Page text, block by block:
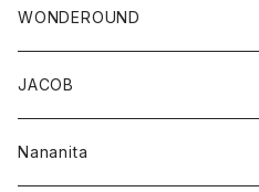
WONDEROUND
JACOB
Nananita